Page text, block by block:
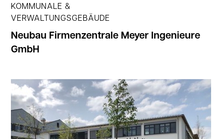
Jetzt ansehen
KOMMUNALE &
VERWALTUNGSGEBÄUDE
Neubau Firmenzentrale Meyer Ingenieure
GmbH